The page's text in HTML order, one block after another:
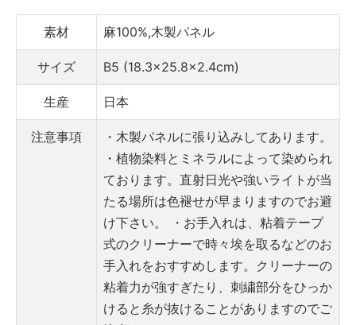
素材 麻100%,木製パネル
サイズ B5 (18.3×25.8×2.4cm)
生産 日本
注意事項
・木製パネルに張り込みしてあります。
・植物染料とミネラルによって染められ
ております。直射日光や強いライトが当
たる場所は色褪せが早まりますのでお避
け下さい。
・お手入れは、粘着テープ
式のクリーナーで時々埃を取るなどのお
手入れをおすすめします。クリーナーの
粘着力が強すぎたり、刺繍部分をひっか
けると糸が抜けることがありますのでご